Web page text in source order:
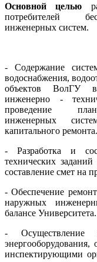
Основной целью
потребителей
инженерных систем.
- Содержание
водоснабжения,
объектов ВолГУ в
инженерно -
проведение
инженерных
капитального ремонта.
- Разработка и
технических
составление смет на
- Обеспечение
наружных
балансе Университета.
- Осуществление
энергооборудования,
инспектирующими